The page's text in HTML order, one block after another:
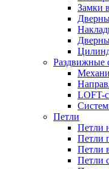
Замки
Раздвижные
LOFT-
Петли
Петли
Петли
Петли
Петли